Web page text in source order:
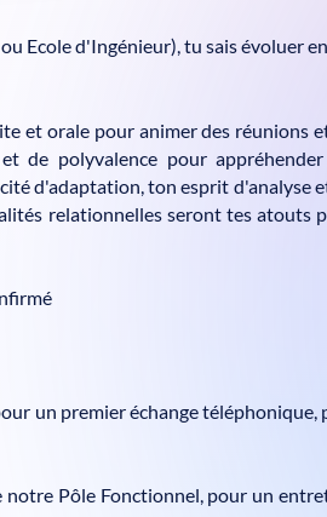
Ecole d'Ingénieur), tu sais évoluer en
et orale pour animer des réunions
de polyvalence pour
d'adaptation, ton esprit d'analyse
relationnelles seront tes atouts
un premier échange téléphonique,
notre Pôle Fonctionnel, pour un